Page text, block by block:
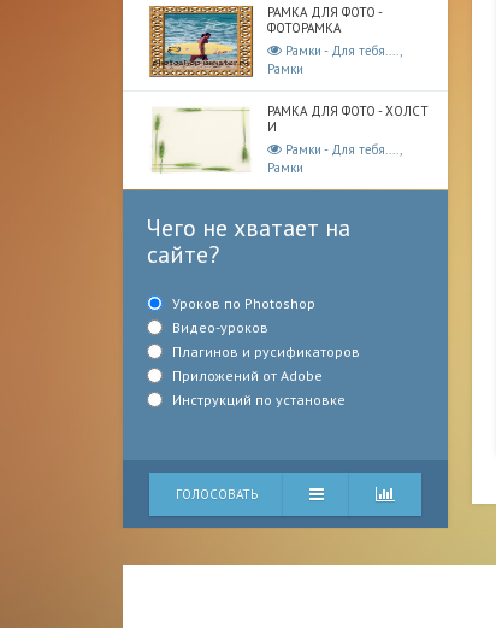
РАМКА ДЛЯ ФОТО -
ФОТОРАМКА
Рамки - Для тебя....,
Рамки
РАМКА ДЛЯ ФОТО - ХОЛСТ
И
Рамки - Для тебя....,
Рамки
Чего не хватает на
сайте?
Уроков по Photoshop
Видео-уроков
Плагинов и русификаторов
Приложений от Adobe
Инструкций по установке
ГОЛОСОВАТЬ